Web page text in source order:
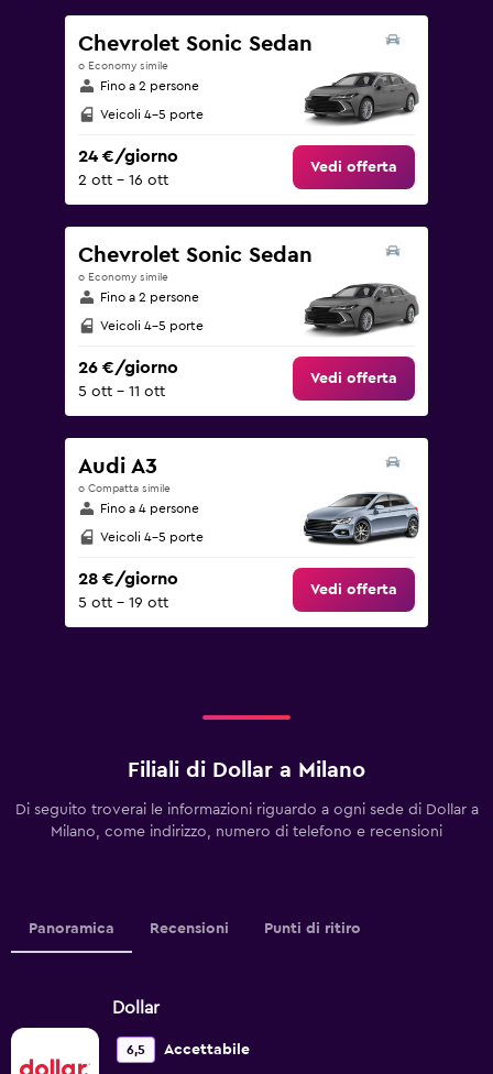
Chevrolet Sonic Sedan
o Economy simile
Fino a 2 persone
Veicoli 4-5 porte
24 €/giorno
2 ott - 16 ott
Vedi offerta
Chevrolet Sonic Sedan
o Economy simile
Fino a 2 persone
Veicoli 4-5 porte
26 €/giorno
5 ott - 11 ott
Vedi offerta
Audi A3
o Compatta simile
Fino a 4 persone
Veicoli 4-5 porte
28 €/giorno
5 ott - 19 ott
Vedi offerta
Filiali di Dollar a Milano
Di seguito troverai le informazioni riguardo a ogni sede di Dollar a
Milano, come indirizzo, numero di telefono e recensioni
Panoramica Recensioni Punti di ritiro
Dollar
6,5 Accettabile